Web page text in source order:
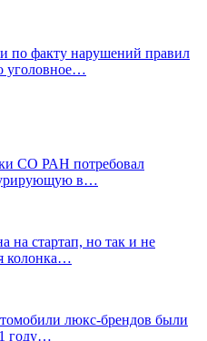
по факту нарушений правил
уголовное…
СО РАН потребовал
в…
на стартап, но так и не
колонка…
люкс-брендов были
году…